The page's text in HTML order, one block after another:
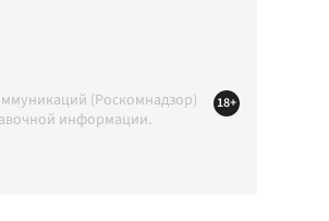
(Роскомнадзор)
информации.
18+